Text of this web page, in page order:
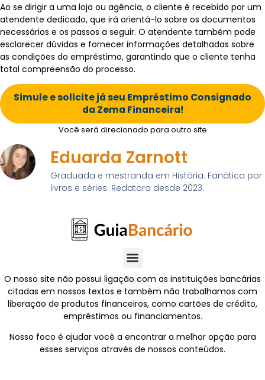
Ao se dirigir a uma loja ou agência, o cliente é recebido por um
atendente dedicado, que irá orientá-lo sobre os documentos
necessários e os passos a seguir. O atendente também pode
esclarecer dúvidas e fornecer informações detalhadas sobre
as condições do empréstimo, garantindo que o cliente tenha
total compreensão do processo.
Simule e solicite já seu Empréstimo Consignado
da Zema Financeira!
Você será direcionado para outro site
Eduarda Zarnott
Graduada e mestranda em História. Fanática por
livros e séries. Redatora desde 2023.
O nosso site não possui ligação com as instituições bancárias
citadas em nossos textos e também não trabalhamos com
liberação de produtos financeiros, como cartões de crédito,
empréstimos ou financiamentos.
Nosso foco é ajudar você a encontrar a melhor opção para
esses serviços através de nossos conteúdos.